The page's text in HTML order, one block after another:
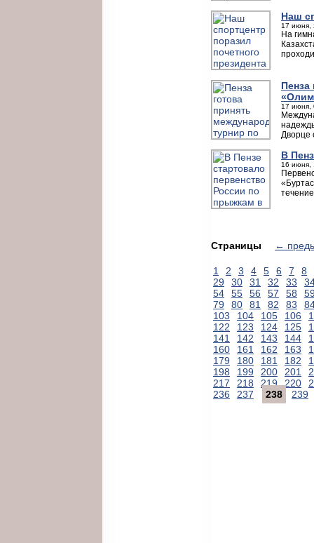
Наш
17 июня,
На
Пенза
17 июня,
Дворце
В
16 июня,
Страницы ←
1 2 3 4 5 6 7
8
29
30 31 32 33
54
55 56 57 58
79
80 81 82 83
103
104 105 106
122
123 124 125
141
142 143 144
160
161 162 163
179
180 181 182
198
199 200 201
217
218 219 220
236
237 238 239